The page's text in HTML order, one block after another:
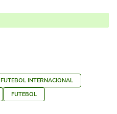
FUTEBOL INTERNACIONAL
FUTEBOL